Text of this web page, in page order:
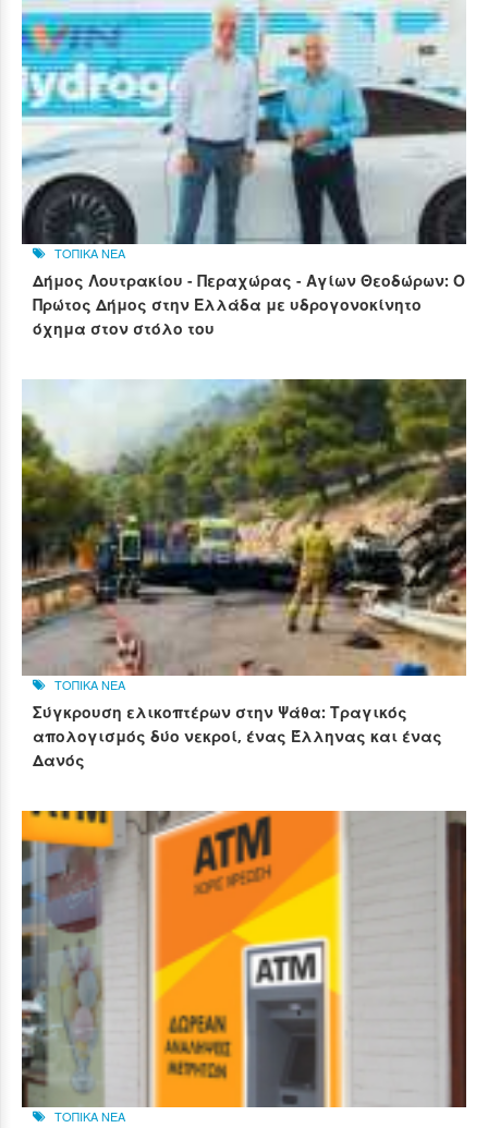
ΤΟΠΙΚΑ ΝΕΑ
Δήμος Λουτρακίου - Περαχώρας - Αγίων Θεοδώρων: Ο
Πρώτος Δήμος στην Ελλάδα με υδρογονοκίνητο
όχημα στον στόλο του
ΤΟΠΙΚΑ ΝΕΑ
Σύγκρουση ελικοπτέρων στην Ψάθα: Τραγικός
απολογισμός δύο νεκροί, ένας Έλληνας και ένας
Δανός
ΤΟΠΙΚΑ ΝΕΑ